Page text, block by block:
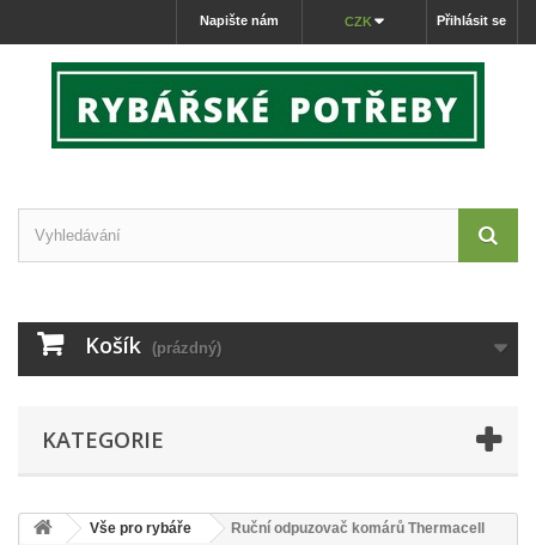
Přihlásit se
CZK
Napište nám
Košík (prázdný)
KATEGORIE
Vše pro rybáře
Ruční odpuzovač komárů Thermacell